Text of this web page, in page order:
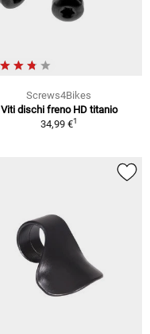
Screws4Bikes
Viti dischi freno HD titanio
34,99 €1